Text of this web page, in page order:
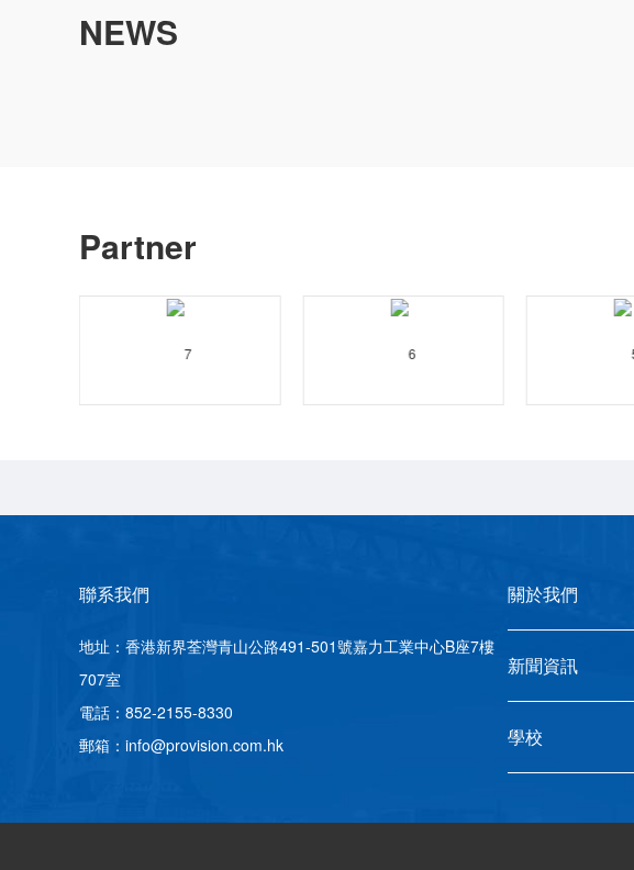
NEWS
Partner
聯系我們
地址：香港新界荃灣青山公路491-501號嘉力工業中心B座7樓
707室
電話：852-2155-8330
郵箱：info@provision.com.hk
關於我們
新聞資訊
學校